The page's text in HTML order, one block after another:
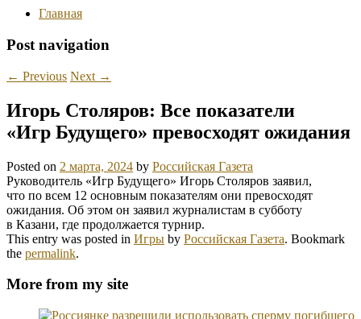
Главная
Post navigation
← Previous Next →
Игорь Столяров: Все показатели
«Игр Будущего» превосходят ожидания
Posted on 2 марта, 2024 by Российская Газета
Руководитель «Игр Будущего» Игорь Столяров заявил,
что по всем 12 основным показателям они превосходят
ожидания. Об этом он заявил журналистам в субботу
в Казани, где продолжается турнир.
This entry was posted in Игры by Российская Газета. Bookmark
the permalink.
More from my site